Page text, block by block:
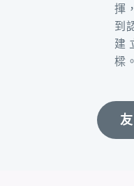
揮
到
建
樑。